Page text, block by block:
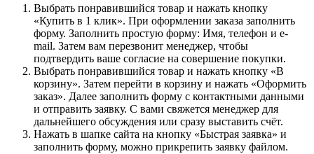
Выбрать понравившийся товар и нажать кнопку
«Купить в 1 клик». При оформлении заказа заполнить
форму. Заполнить простую форму: Имя, телефон и e-
mail. Затем вам перезвонит менеджер, чтобы
подтвердить ваше согласие на совершение покупки.
Выбрать понравившийся товар и нажать кнопку «В
корзину». Затем перейти в корзину и нажать «Оформить
заказ». Далее заполнить форму с контактными данными
и отправить заявку. С вами свяжется менеджер для
дальнейшего обсуждения или сразу выставить счёт.
Нажать в шапке сайта на кнопку «Быстрая заявка» и
заполнить форму, можно прикрепить заявку файлом.